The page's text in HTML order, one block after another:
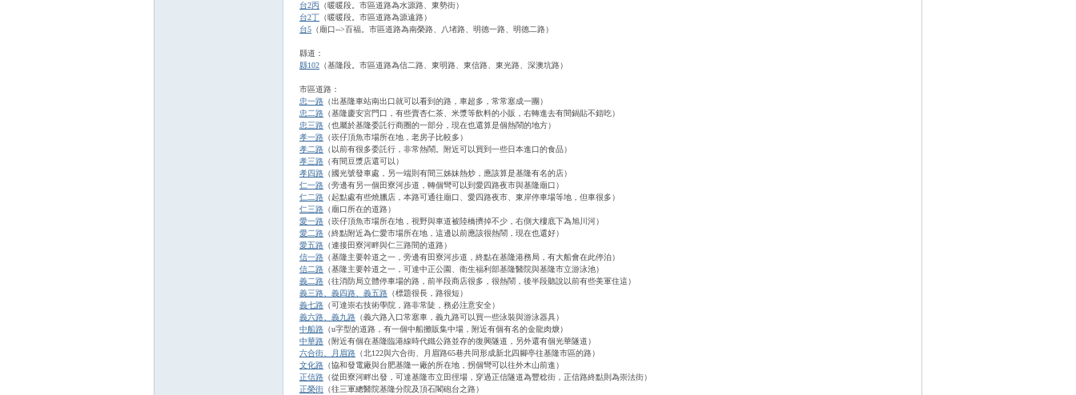
台2丙 （暖暖段。市區道路為水源路、東勢街）
台2丁 （暖暖段。市區道路為源遠路）
台5 （廟口-->百福。市區道路為南榮路、八堵路、明德一路、明德二路）
縣道：
縣102 （基隆段。市區道路為信二路、東明路、東信路、東光路、深澳坑路）
市區道路：
忠一路 （出基隆車站南出口就可以看到的路，車超多，常常塞成一團）
忠二路 （基隆慶安宮門口，有些賣杏仁茶、米漿等飲料的小販，右轉進去有間鍋貼不錯吃）
忠三路 （也屬於基隆委託行商圈的一部分，現在也還算是個熱鬧的地方）
孝一路 （崁仔頂魚市場所在地，老房子比較多）
孝二路 （以前有很多委託行，非常熱鬧。附近可以買到一些日本進口的食品）
孝三路 （有間豆漿店還可以）
孝四路 （國光號發車處，另一端則有間三姊妹熱炒，應該算是基隆有名的店）
仁一路 （旁邊有另一個田寮河步道，轉個彎可以到愛四路夜市與基隆廟口）
仁二路 （起點處有些燒臘店，本路可通往廟口、愛四路夜市、東岸停車場等地，但車很多）
仁三路 （廟口所在的道路）
愛一路 （崁仔頂魚市場所在地，視野與車道被陸橋擠掉不少，右側大樓底下為旭川河）
愛二路 （終點附近為仁愛市場所在地，這邊以前應該很熱鬧，現在也還好）
愛五路 （連接田寮河畔與仁三路間的道路）
信一路 （基隆主要幹道之一，旁邊有田寮河步道，終點在基隆港務局，有大船會在此停泊）
信二路 （基隆主要幹道之一，可達中正公園、衛生福利部基隆醫院與基隆市立游泳池）
義二路 （往消防局立體停車場的路，前半段商店很多，很熱鬧，後半段聽說以前有些美軍住這）
義三路、義四路、義五路 （標題很長，路很短）
義七路 （可達崇右技術學院，路非常陡，務必注意安全）
義六路、義九路 （義六路入口常塞車，義九路可以買一些泳裝與游泳器具）
中船路 （u字型的道路，有一個中船攤販集中場，附近有個有名的金龍肉焿）
中華路 （附近有個在基隆臨港線時代鐵公路並存的復興隧道，另外還有個光華隧道）
六合街、月眉路 （北122與六合街、月眉路65巷共同形成新北四腳亭往基隆市區的路）
文化路 （協和發電廠與台肥基隆一廠的所在地，拐個彎可以往外木山前進）
正信路 （從田寮河畔出發，可達基隆市立田徑場，穿過正信隧道為豐稔街，正信路終點則為崇法街）
正榮街 （往三軍總醫院基隆分院及頂石閣砲台之路）